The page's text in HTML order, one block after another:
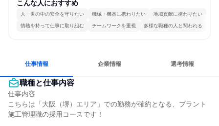
こんな人におすすめ
人・世の中の安全を守りたい 機械・機器に携わりたい 地域貢献に携わりたい
情熱を持って仕事に取り組む チームワークを重視 多様な職種の人と関われる
仕事情報 企業情報 選考情報
職種と仕事内容
仕事内容
こちらは「大阪（堺）エリア」での勤務が確約となる、プラント
施工管理職の採用コースです！